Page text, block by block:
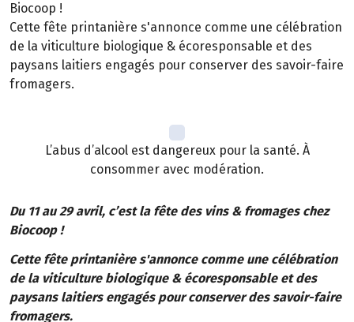
Biocoop !
Cette fête printanière s'annonce comme une célébration
de la viticulture biologique & écoresponsable et des
paysans laitiers engagés pour conserver des savoir-faire
fromagers.
L’abus d’alcool est dangereux pour la santé. À
consommer avec modération.
Du 11 au 29 avril, c’est la fête des vins & fromages chez
Biocoop !
Cette fête printanière s'annonce comme une célébration
de la viticulture biologique & écoresponsable et des
paysans laitiers engagés pour conserver des savoir-faire
fromagers.